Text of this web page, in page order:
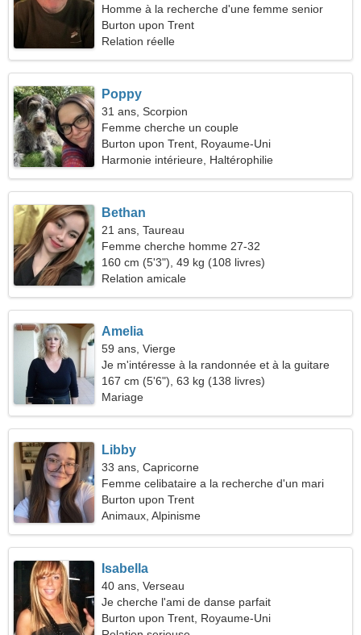
Homme à la recherche d'une femme senior
Burton upon Trent
Relation réelle
Poppy
31 ans, Scorpion
Femme cherche un couple
Burton upon Trent, Royaume-Uni
Harmonie intérieure, Haltérophilie
Bethan
21 ans, Taureau
Femme cherche homme 27-32
160 cm (5'3"), 49 kg (108 livres)
Relation amicale
Amelia
59 ans, Vierge
Je m'intéresse à la randonnée et à la guitare
167 cm (5'6"), 63 kg (138 livres)
Mariage
Libby
33 ans, Capricorne
Femme celibataire a la recherche d'un mari
Burton upon Trent
Animaux, Alpinisme
Isabella
40 ans, Verseau
Je cherche l'ami de danse parfait
Burton upon Trent, Royaume-Uni